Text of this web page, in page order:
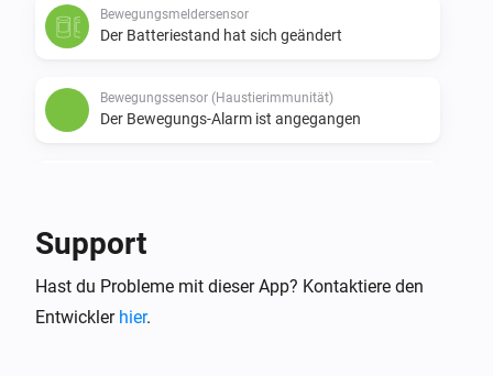
Bewegungsmeldersensor
Der Batteriestand hat sich geändert
Bewegungssensor (Haustierimmunität)
Der Bewegungs-Alarm ist angegangen
Der Sabotage-Alarm ist angegangen
Support
Hast du Probleme mit dieser App? Kontaktiere den
Entwickler hier.